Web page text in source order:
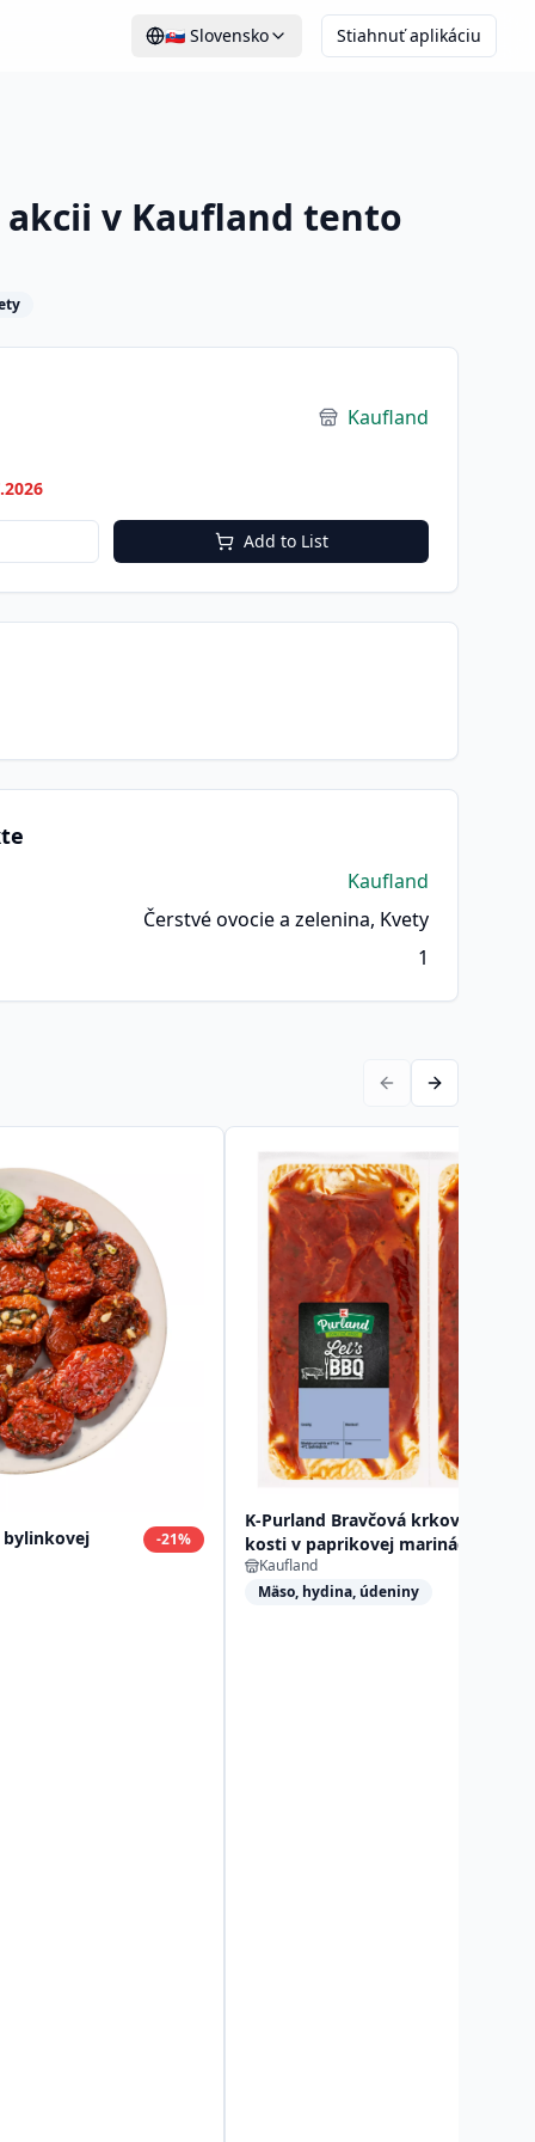
🇸🇰 Slovensko Stiahnuť aplikáciu
v Kaufland tento
Kaufland
Add to List
Kaufland
Čerstvé ovocie a zelenina, Kvety
1
bylinkovej
-21%
K-Purland Bravčová krkovička bez
kosti v paprikovej marináde, 750 g
Kaufland
Mäso, hydina, údeniny